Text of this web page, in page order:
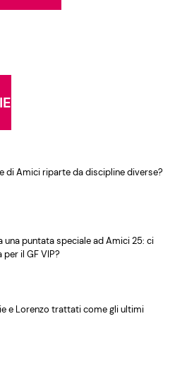
di Amici riparte da discipline diverse?
una puntata speciale ad Amici 25: ci
il GF VIP?
e Lorenzo trattati come gli ultimi